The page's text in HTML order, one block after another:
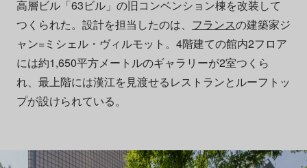
高層ビル「63ビル」の旧コンベンション棟を改装して
つくられた。設計を担当したのは、 フランスの建築家ジ
ャン=ミシェル・ヴィルモット。4階建ての館内2フロア
には約1,650平方メートルのギャラリーが2室つくら
れ、最上階には漢江を見渡せるレストランとルーフトッ
プが設けられている。